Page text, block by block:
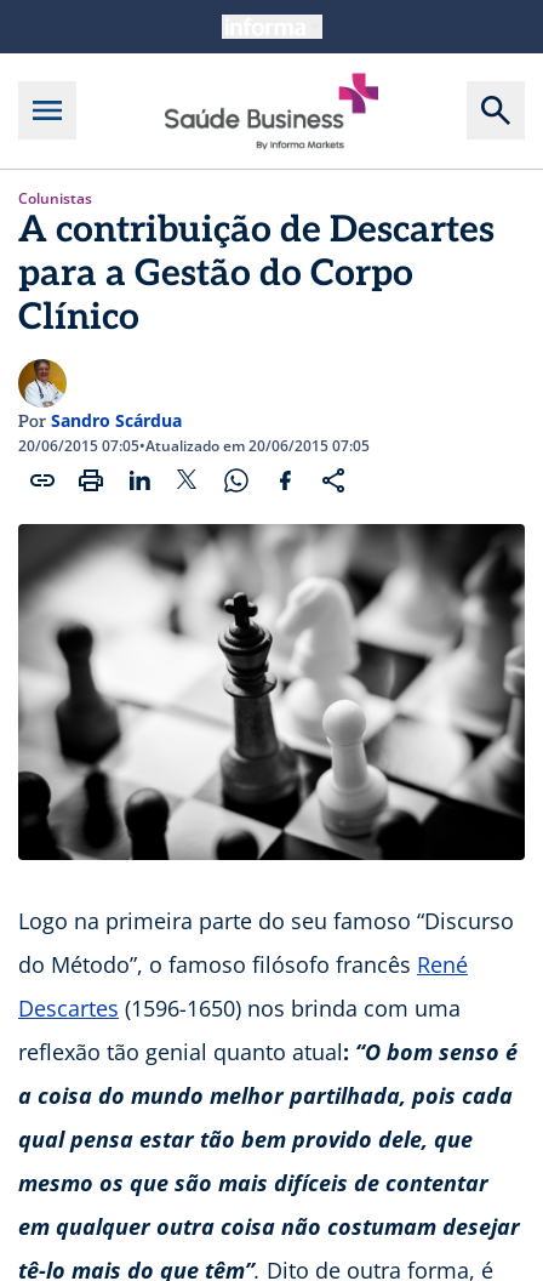
Colunistas
A contribuição de Descartes
para a Gestão do Corpo
Clínico
Por Sandro Scárdua
20/06/2015 07:05•Atualizado em 20/06/2015 07:05
Logo na primeira parte do seu famoso “Discurso
do Método”, o famoso filósofo francês René
Descartes (1596-1650) nos brinda com uma
reflexão tão genial quanto atual: “O bom senso é
a coisa do mundo melhor partilhada, pois cada
qual pensa estar tão bem provido dele, que
mesmo os que são mais difíceis de contentar
em qualquer outra coisa não costumam desejar
tê-lo mais do que têm”. Dito de outra forma, é